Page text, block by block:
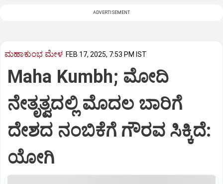
ADVERTISEMENT
ಮಹಾಕುಂಭ ಮೇಳ FEB 17, 2025, 7:53 PM IST
Maha Kumbh; ಮೋದಿ
ನೇತೃತ್ವದಲ್ಲಿ ಮೊದಲ ಬಾರಿಗೆ
ದೇಶದ ನಂಬಿಕೆಗೆ ಗೌರವ ಸಿಕ್ಕಿದೆ:
ಯೋಗಿ